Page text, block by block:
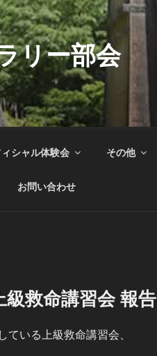
リー部会
シャル体験会 その他
お問い合わせ
救命講習会 報告
いる上級救命講習会、